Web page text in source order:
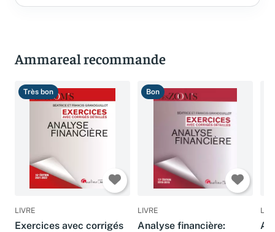
Ammareal recommande
Très bon
LIVRE
Exercices avec corrigés
Bon
LIVRE
Analyse financière: